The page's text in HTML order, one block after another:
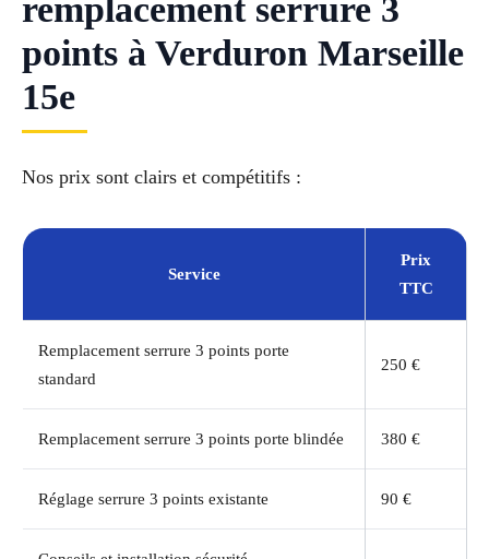
remplacement serrure 3
points à Verduron Marseille
15e
Nos prix sont clairs et compétitifs :
Service
Prix
TTC
Remplacement serrure 3 points porte
standard
250 €
Remplacement serrure 3 points porte blindée 380 €
Réglage serrure 3 points existante 90 €